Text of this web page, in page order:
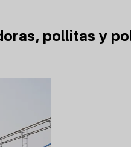
pollitas y